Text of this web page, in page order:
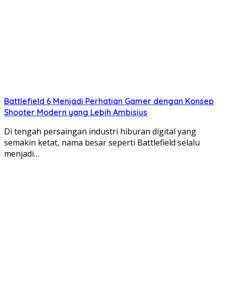
Battlefield 6 Menjadi Perhatian Gamer dengan Konsep
Shooter Modern yang Lebih Ambisius
Di tengah persaingan industri hiburan digital yang
semakin ketat, nama besar seperti Battlefield selalu
menjadi…